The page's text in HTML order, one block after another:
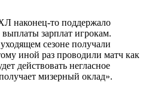
наконец-то поддержало
зарплат игрокам.
сезоне получали
иной раз проводили матч как
действовать негласное
мизерный оклад».